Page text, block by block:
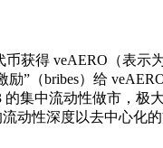
币获得 veAERO（表
励”（bribes）给
的集中流动性做市，极
动性深度以去中心化